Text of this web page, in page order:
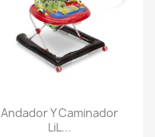
Andador Y Caminador
LiL...